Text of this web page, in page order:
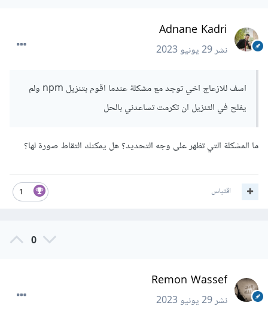
Adnane Kadri
نشر29 يونيو 2023
اسف للازعاج اخي توجد مع مشكلة عندما اقوم بتنزيل npm ولم
يفلح في التنزيل ان تكرمت تساعدني بالحل
ما المشكلة التي تظهر على وجه التحديد؟ هل يمكنك التقاط صورة لها؟
1 اقتباس
0
Remon Wassef
نشر29 يونيو 2023